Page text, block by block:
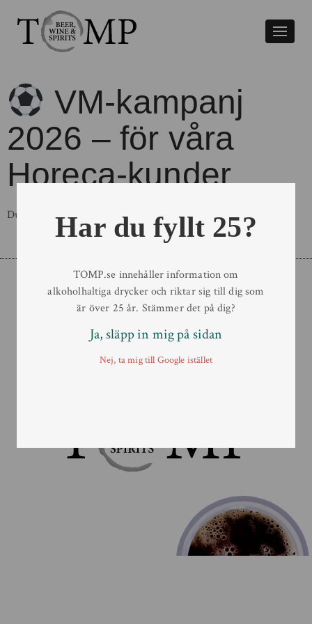
Växla
VM-kampanj
2026 – för våra
Horeca-kunder
Du har inte behörighet att visa detta innehåll.
Order
E-mail:order@tomp.se
Telefon:019-611 48 80
Har du fyllt 25?
TOMP.se innehåller information om
alkoholhaltiga drycker och riktar sig till dig som
är över 25 år. Stämmer det på dig?
Ja, släpp in mig på sidan
Nej, ta mig till Google istället